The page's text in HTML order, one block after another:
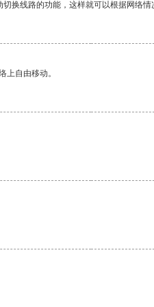
换线路的功能，这样就可以根据网络情
上自由移动。